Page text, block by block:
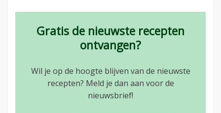
Gratis de nieuwste recepten
ontvangen?
Wil je op de hoogte blijven van de nieuwste
recepten? Meld je dan aan voor de
nieuwsbrief!